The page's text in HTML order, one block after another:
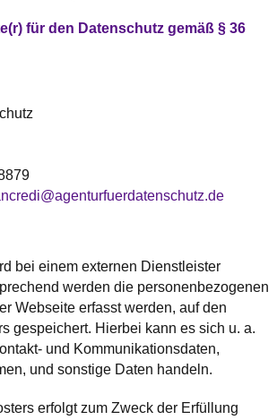
für den Datenschutz gemäß § 36
bei einem externen Dienstleister
werden die personenbezogenen
Webseite erfasst werden, auf den
gespeichert. Hierbei kann es sich u. a.
und Kommunikationsdaten,
und sonstige Daten handeln.
erfolgt zum Zweck der Erfüllung